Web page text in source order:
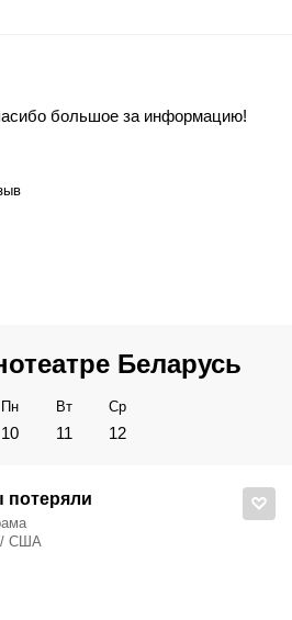
большое за информацию!
Беларусь
Пн
10
Вт
11
Ср
12
потеряли
/ США